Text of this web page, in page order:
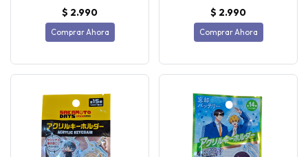
$ 2.990
Comprar Ahora
$ 2.990
Comprar Ahora